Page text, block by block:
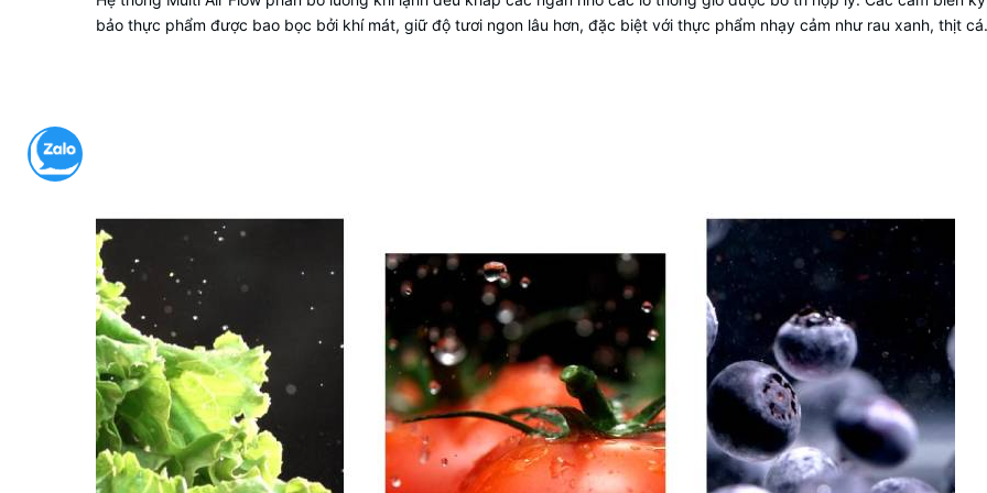
bảo thực phẩm được bao bọc bởi khí mát, giữ độ tươi ngon lâu hơn, đặc biệt với thực phẩm nhạy cảm như rau xanh, thịt cá.